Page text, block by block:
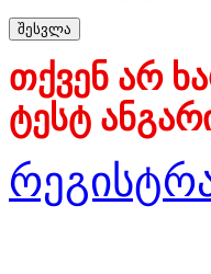
თქვენ არ
ტესტ